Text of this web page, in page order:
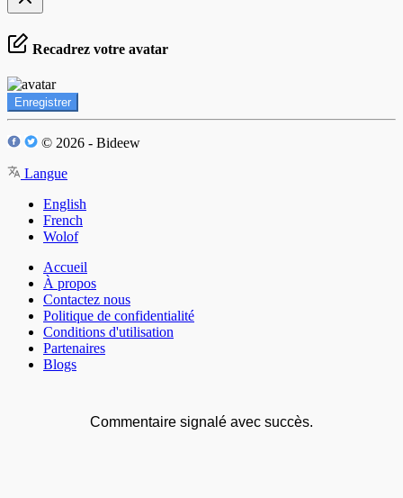
Recadrez votre avatar
Enregistrer
© 2026 - Bideew
Langue
English
French
Wolof
Accueil
À propos
Contactez nous
Politique de confidentialité
Conditions d'utilisation
Partenaires
Blogs
Commentaire signalé avec succès.